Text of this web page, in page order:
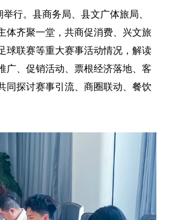
行。县商务局、县文广体旅局、
体齐聚一堂，共商促消费、兴文旅
球联赛等重大赛事活动情况，解读
广、促销活动、票根经济落地、客
同探讨赛事引流、商圈联动、餐饮